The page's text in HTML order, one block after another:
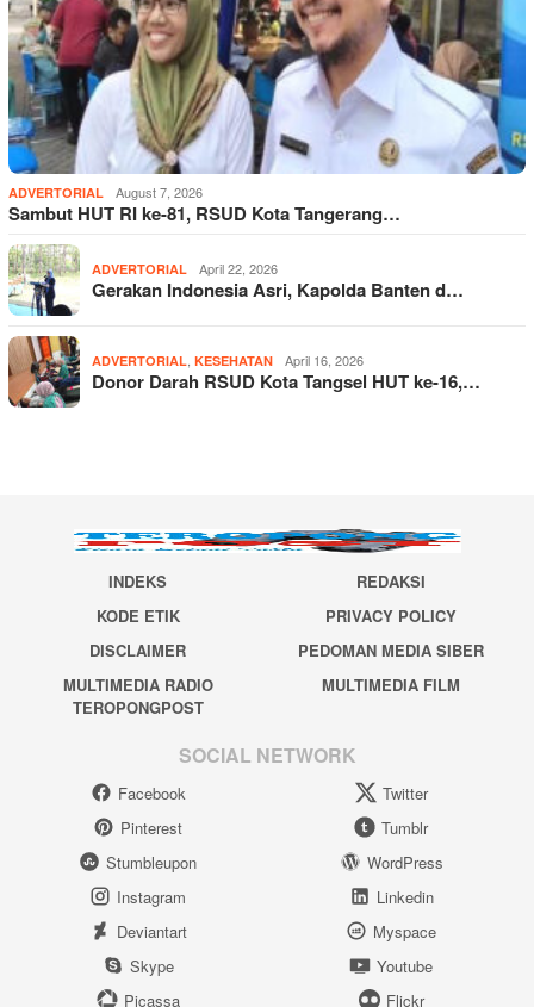
ADVERTORIAL August 7, 2026
Sambut HUT RI ke-81, RSUD Kota Tangerang…
ADVERTORIAL April 22, 2026
Gerakan Indonesia Asri, Kapolda Banten d…
ADVERTORIAL KESEHATAN April 16, 2026
Donor Darah RSUD Kota Tangsel HUT ke-16,…
INDEKS
REDAKSI
KODE ETIK
PRIVACY POLICY
DISCLAIMER
PEDOMAN MEDIA SIBER
MULTIMEDIA RADIO
TEROPONGPOST
MULTIMEDIA FILM
SOCIAL NETWORK
Facebook
Twitter
Pinterest
Tumblr
Stumbleupon
WordPress
Instagram
Linkedin
Deviantart
Myspace
Skype
Youtube
Picassa
Flickr